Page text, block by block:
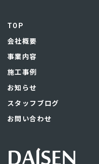
TOP
会社概要
事業内容
施工事例
お知らせ
スタッフブログ
お問い合わせ